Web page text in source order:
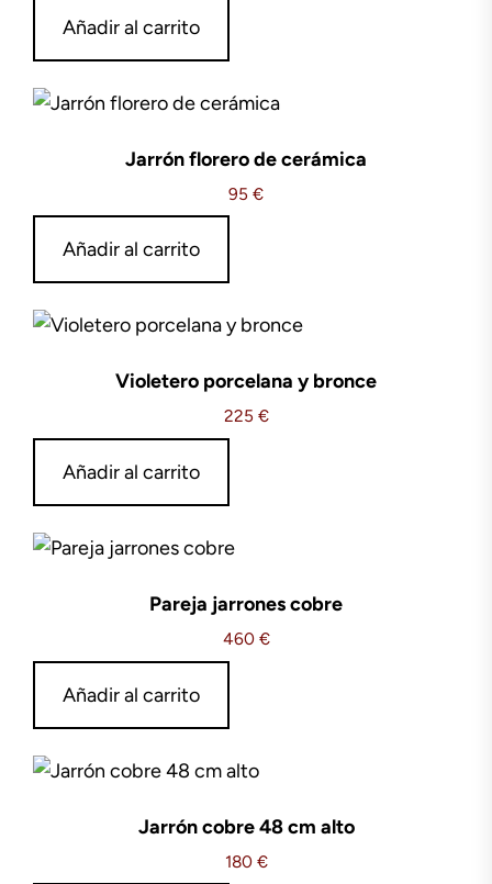
Añadir al carrito
Jarrón florero de cerámica
95 €
Añadir al carrito
Violetero porcelana y bronce
225 €
Añadir al carrito
Pareja jarrones cobre
460 €
Añadir al carrito
Jarrón cobre 48 cm alto
180 €